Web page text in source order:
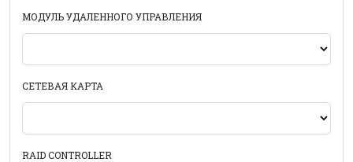
МОДУЛЬ УДАЛЕННОГО УПРАВЛЕНИЯ
СЕТЕВАЯ КАРТА
RAID CONTROLLER